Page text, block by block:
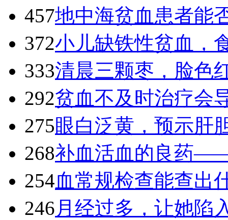
457地中海贫血患者能
372小儿缺铁性贫血，
333清晨三颗枣，脸色
292贫血不及时治疗会
275眼白泛黄，预示肝
268补血活血的良药
254血常规检查能查出
246月经过多，让她陷